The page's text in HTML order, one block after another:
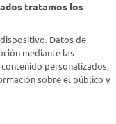
tratamos los
Datos de
mediante las
personalizados,
sobre el público y